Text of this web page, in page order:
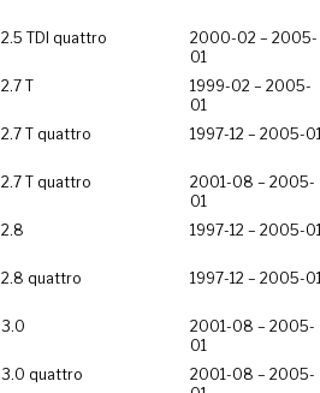
2.5 TDI quattro
2000-02 – 2005-
01
2.7 T
1999-02 – 2005-
01
2.7 T quattro 1997-12 – 2005-01
2.7 T quattro
2001-08 – 2005-
01
2.8 1997-12 – 2005-01
2.8 quattro 1997-12 – 2005-01
3.0
2001-08 – 2005-
01
3.0 quattro
2001-08 – 2005-